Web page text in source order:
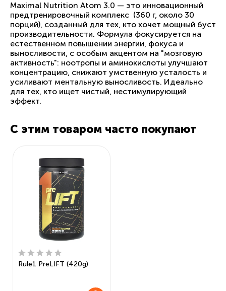
Maximal Nutrition Atom 3.0 — это инновационный
предтренировочный комплекс (360 г, около 30
порций), созданный для тех, кто хочет мощный буст
производительности. Формула фокусируется на
естественном повышении энергии, фокуса и
выносливости, с особым акцентом на "мозговую
активность": ноотропы и аминокислоты улучшают
концентрацию, снижают умственную усталость и
усиливают ментальную выносливость. Идеально
для тех, кто ищет чистый, нестимулирующий
эффект.
С этим товаром часто покупают
Rule1 PreLIFT (420g)